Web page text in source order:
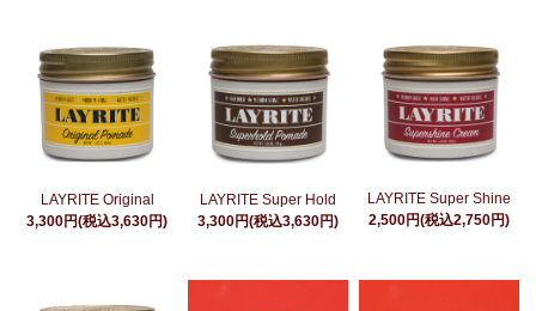
LAYRITE Original
3,300円(税込3,630円)
LAYRITE Super Hold
3,300円(税込3,630円)
LAYRITE Super Shine
2,500円(税込2,750円)